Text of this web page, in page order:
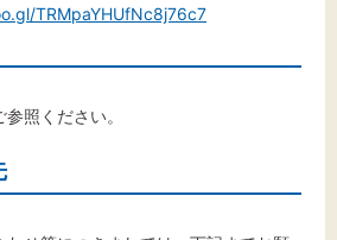
TRMpaYHUfNc8j76c7
照ください。